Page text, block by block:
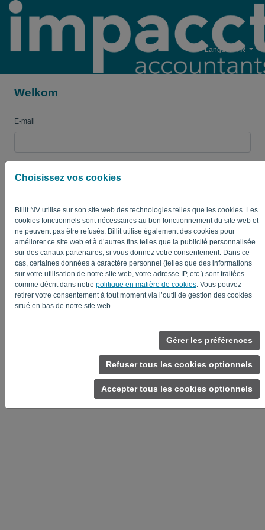
Choisissez vos cookies
Billit NV utilise sur son site web des technologies telles que les cookies. Les
cookies fonctionnels sont nécessaires au bon fonctionnement du site web et
ne peuvent pas être refusés. Billit utilise également des cookies pour
améliorer ce site web et à d’autres fins telles que la publicité personnalisée
sur des canaux partenaires, si vous donnez votre consentement. Dans ce
cas, certaines données à caractère personnel (telles que des informations
sur votre utilisation de notre site web, votre adresse IP, etc.) sont traitées
comme décrit dans notre politique en matière de cookies . Vous pouvez
retirer votre consentement à tout moment via l’outil de gestion des cookies
situé en bas de notre site web.
Gérer les préférences
Refuser tous les cookies optionnels
Accepter tous les cookies optionnels
Langue: FR
Welkom
E-mail
Mot de passe
Enregistrer mes identifiants Mot de passe oublié?
CONNEXION
Conditions générales